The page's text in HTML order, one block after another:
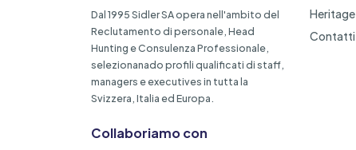
Dal 1995 Sidler SA opera nell'ambito del
Reclutamento di personale, Head
Hunting e Consulenza Professionale,
selezionanado profili qualificati di staff,
managers e executives in tutta la
Svizzera, Italia ed Europa.
Collaboriamo con
Heritage
Contatti